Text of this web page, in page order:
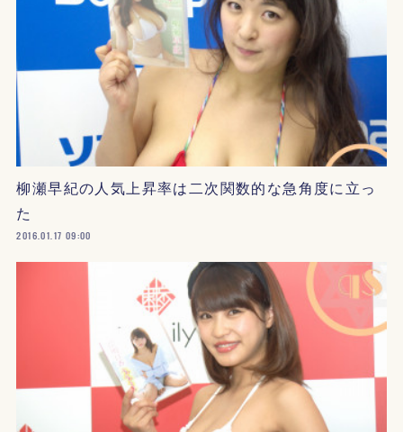
柳瀬早紀の人気上昇率は二次関数的な急角度に立っ
た
2016.01.17 09:00